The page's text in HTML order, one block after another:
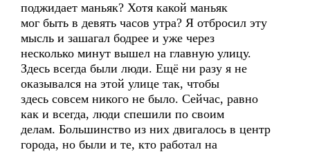
поджидает маньяк? Хотя какой маньяк
мог быть в девять часов утра? Я отбросил эту
мысль и зашагал бодрее и уже через
несколько минут вышел на главную улицу.
Здесь всегда были люди. Ещё ни разу я не
оказывался на этой улице так, чтобы
здесь совсем никого не было. Сейчас, равно
как и всегда, люди спешили по своим
делам. Большинство из них двигалось в центр
города, но были и те, кто работал на